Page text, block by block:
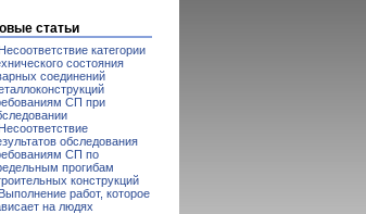
статьи
Несоответствие категории
состояния
соединений
СП при
Несоответствие
обследования
СП по
прогибам
конструкций
Выполнение работ, которое
на людях